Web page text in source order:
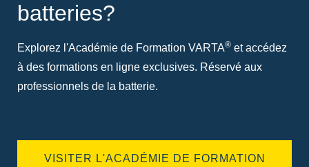
batteries?
Explorez l'Académie de Formation VARTA® et accédez
à des formations en ligne exclusives. Réservé aux
professionnels de la batterie.
VISITER L'ACADÉMIE DE FORMATION